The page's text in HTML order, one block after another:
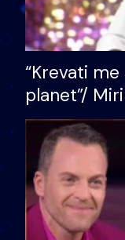
“Krevati
planet”/
bukura në
mungojë